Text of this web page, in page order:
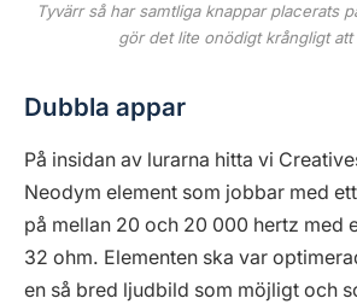
Tyvärr så har samtliga knappar placerats
gör det lite onödigt krångligt att
Dubbla appar
På insidan av lurarna hitta vi
Neodym element som jobbar med
på mellan 20 och 20 000 hertz med
32 ohm. Elementen ska var
en så bred ljudbild som möjligt och